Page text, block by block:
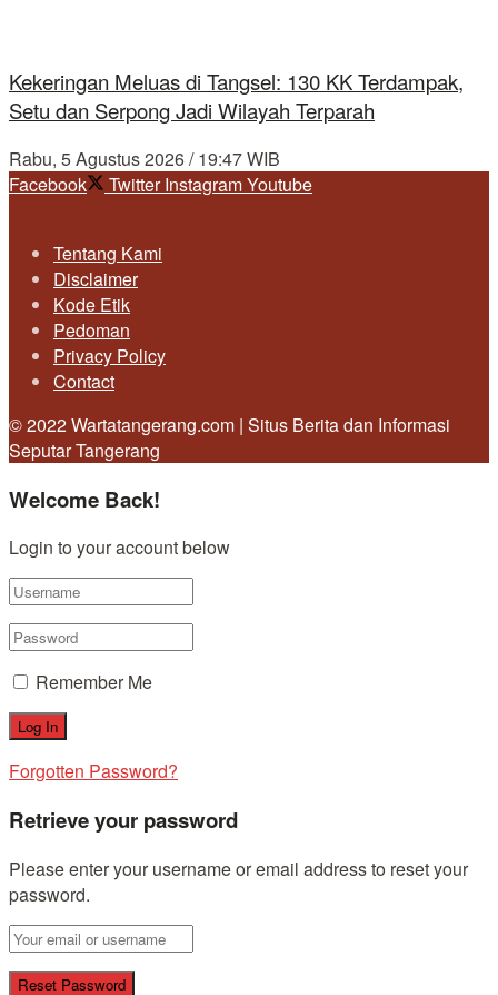
Kekeringan Meluas di Tangsel: 130 KK Terdampak,
Setu dan Serpong Jadi Wilayah Terparah
Rabu, 5 Agustus 2026 / 19:47 WIB
Facebook
Twitter InstagramYoutube
Tentang Kami
Disclaimer
Kode Etik
Pedoman
Privacy Policy
Contact
© 2022 Wartatangerang.com | Situs Berita dan Informasi
Seputar Tangerang
Welcome Back!
Login to your account below
Remember Me
Forgotten Password?
Retrieve your password
Please enter your username or email address to reset your
password.